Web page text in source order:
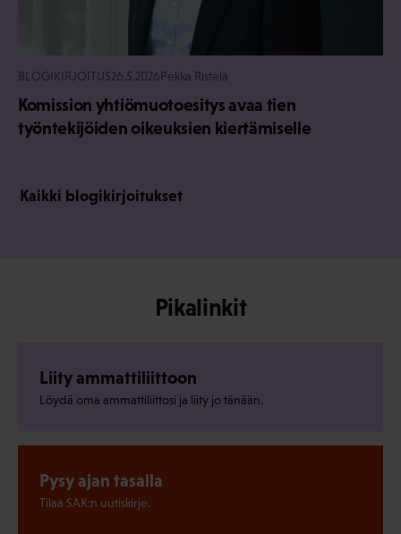
BLOGIKIRJOITUS26.5.2026Pekka Ristelä
Komission yhtiömuotoesitys avaa tien
työntekijöiden oikeuksien kiertämiselle
Kaikki blogikirjoitukset
Pikalinkit
Liity ammattiliittoon
Löydä oma ammattiliittosi ja liity jo tänään.
Pysy ajan tasalla
Tilaa SAK:n uutiskirje.